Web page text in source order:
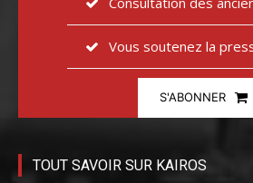
Vous soutenez la
S'ABONNER
TOUT SAVOIR SUR KAIROS